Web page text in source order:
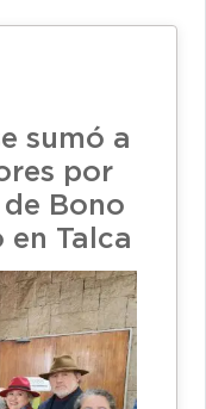
sumó a
por
Bono
en Talca